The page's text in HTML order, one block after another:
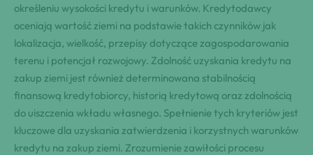
określeniu wysokości kredytu i warunków. Kredytodawcy
oceniają wartość ziemi na podstawie takich czynników jak
lokalizacja, wielkość, przepisy dotyczące zagospodarowania
terenu i potencjał rozwojowy. Zdolność uzyskania kredytu na
zakup ziemi jest również determinowana stabilnością
finansową kredytobiorcy, historią kredytową oraz zdolnością
do uiszczenia wkładu własnego. Spełnienie tych kryteriów jest
kluczowe dla uzyskania zatwierdzenia i korzystnych warunków
kredytu na zakup ziemi. Zrozumienie zawiłości procesu